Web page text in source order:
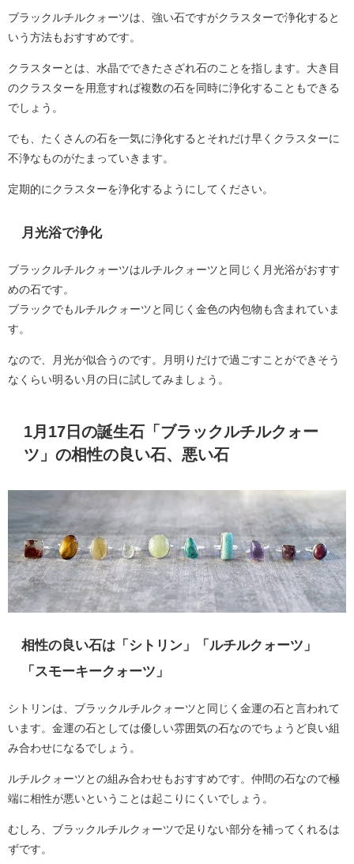
ブラックルチルクォーツは、強い石ですがクラスターで浄化すると
いう方法もおすすめです。
クラスターとは、水晶でできたさざれ石のことを指します。大き目
のクラスターを用意すれば複数の石を同時に浄化することもできる
でしょう。
でも、たくさんの石を一気に浄化するとそれだけ早くクラスターに
不浄なものがたまっていきます。
定期的にクラスターを浄化するようにしてください。
月光浴で浄化
ブラックルチルクォーツはルチルクォーツと同じく月光浴がおすす
めの石です。
ブラックでもルチルクォーツと同じく金色の内包物も含まれていま
す。
なので、月光が似合うのです。月明りだけで過ごすことができそう
なくらい明るい月の日に試してみましょう。
1月17日の誕生石「ブラックルチルクォー
ツ」の相性の良い石、悪い石
相性の良い石は「シトリン」「ルチルクォーツ」
「スモーキークォーツ」
シトリンは、ブラックルチルクォーツと同じく金運の石と言われて
います。金運の石としては優しい雰囲気の石なのでちょうど良い組
み合わせになるでしょう。
ルチルクォーツとの組み合わせもおすすめです。仲間の石なので極
端に相性が悪いということは起こりにくいでしょう。
むしろ、ブラックルチルクォーツで足りない部分を補ってくれるは
ずです。